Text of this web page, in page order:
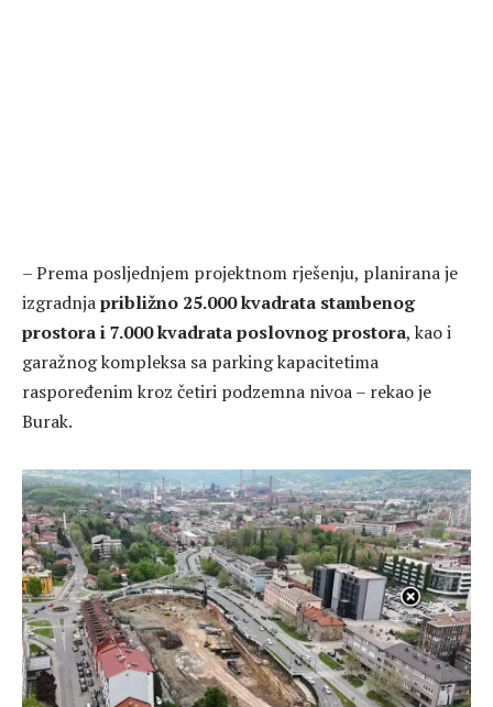
– Prema posljednjem projektnom rješenju, planirana je
izgradnjapribližno 25.000 kvadrata stambenog
prostora i 7.000 kvadrata poslovnog prostora, kao i
garažnog kompleksa sa parking kapacitetima
raspoređenim kroz četiri podzemna nivoa – rekao je
Burak.